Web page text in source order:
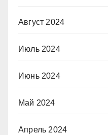
Август 2024
Июль 2024
Июнь 2024
Май 2024
Апрель 2024